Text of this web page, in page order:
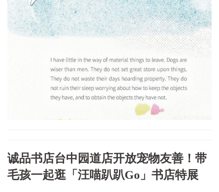
诚品书店台中园道店开放宠物友善！带
毛孩一起逛「汪喵趴趴Go」书店特展